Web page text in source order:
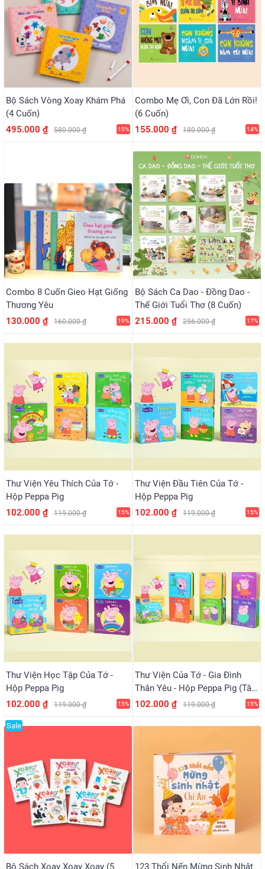
Bộ Sách Vòng Xoay Khám Phá
(4 Cuốn)
495.000 ₫
580.000 ₫ 15%
Combo Mẹ Ơi, Con Đã Lớn Rồi!
(6 Cuốn)
155.000 ₫
180.000 ₫ 14%
Combo 8 Cuốn Gieo Hạt Giống
Thương Yêu
130.000 ₫
160.000 ₫ 19%
Bộ Sách Ca Dao - Đồng Dao -
Thế Giới Tuổi Thơ (8 Cuốn)
215.000 ₫
256.000 ₫ 17%
Thư Viện Yêu Thích Của Tớ -
Hộp Peppa Pig
102.000 ₫
119.000 ₫ 15%
Thư Viện Đầu Tiên Của Tớ -
Hộp Peppa Pig
102.000 ₫
119.000 ₫ 15%
Thư Viện Học Tập Của Tớ -
Hộp Peppa Pig
102.000 ₫
119.000 ₫ 15%
Thư Viện Của Tớ - Gia Đình
Thân Yêu - Hộp Peppa Pig (Tân
Việt)
102.000 ₫ 119.000 ₫ 15%
Sale
Bộ Sách Xoay Xoay Xoay (5 123 Thổi Nến Mừng Sinh Nhật